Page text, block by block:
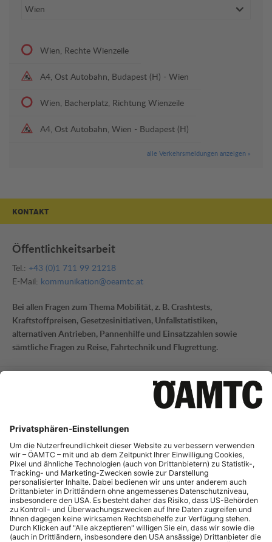
Wien, Rechte Wienzeile
A4, Ost Autobahn, Budapest (H) - Wien
Wien, Bacherplatz, Richtung Wienzeile
A4, Ost Autobahn, Wien - Budapest (H)
alle Verkehrsmeldungen anzeigen »
KONTAKT
Öffentlichkeitsarbeit
Tel.: +43 (0)1 711 99 21218
E-Mail: kommunikation@oeamtc.at
Bei allen Fragen zum Thema Mobilität, z. B. Crashtests,
Kraftstoffpreisen, Gesetzesinitiativen, Unfallstatistiken,
alternativen Antrieben, Pannenhilfe und Einsatzzahlen sowie
sämtliche Fragen zu Reise, Fahrtechnik und Flugrettung.
E-Mail:
mi-presse@oeamtc.at
Bei Fragen zur aktuellen Verkehrslage und Straßeninfrastruktur
sowie Telematik.